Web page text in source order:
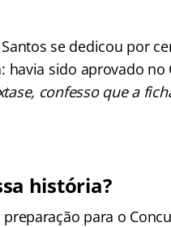
se dedicou por
sido aprovado no
confesso que a
história?
para o